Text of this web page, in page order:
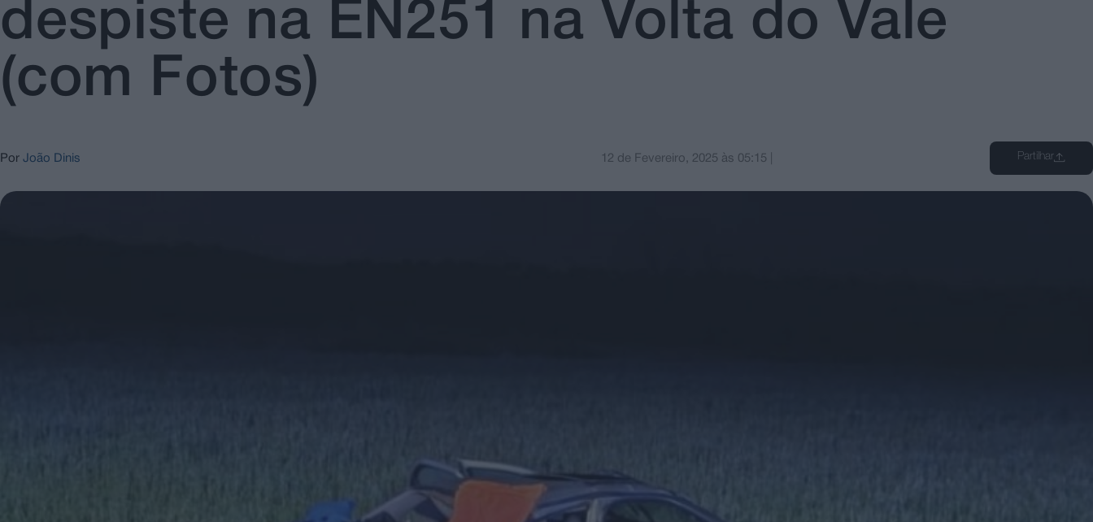
despiste na EN251 na Volta do Vale
(com Fotos)
Por João Dinis 12 de Fevereiro, 2025 às 05:15 Partilhar